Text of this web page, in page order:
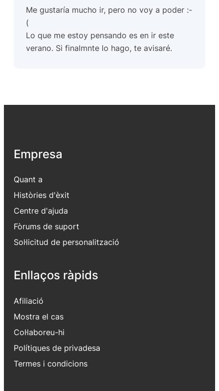
Me gustaría mucho ir, pero no voy a poder :-
(
Lo que me estoy pensando es en ir este
verano. Si finalmnte lo hago, te avisaré.
Empresa
Quant a
Històries d'èxit
Centre d'ajuda
Fòrums de suport
Sol·licitud de personalització
Enllaços ràpids
Afiliació
Mostra el cas
Col·laboreu-hi
Polítiques de privadesa
Termes i condicions